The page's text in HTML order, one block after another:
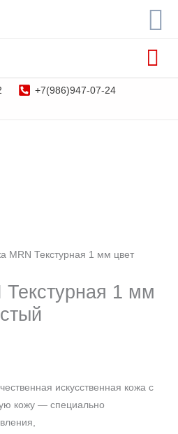
+7(986)947-07-24
MRN Текстурная 1 мм цвет
1 мм
искусственная кожа с
кожу — специально